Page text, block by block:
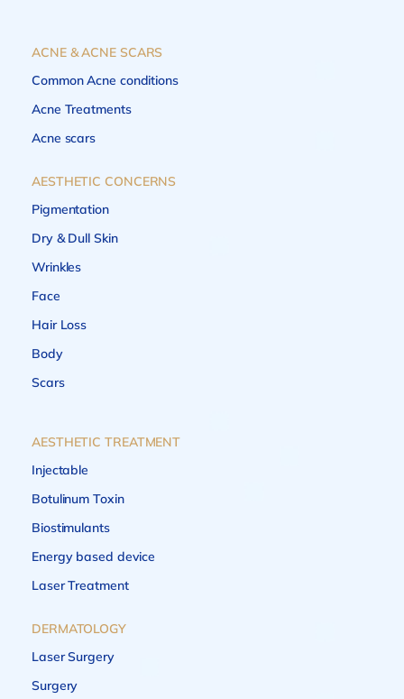
ACNE & ACNE SCARS
Common Acne conditions
Acne Treatments
Acne scars
AESTHETIC CONCERNS
Pigmentation
Dry & Dull Skin
Wrinkles
Face
Hair Loss
Body
Scars
AESTHETIC TREATMENT
Injectable
Botulinum Toxin
Biostimulants
Energy based device
Laser Treatment
DERMATOLOGY
Laser Surgery
Surgery